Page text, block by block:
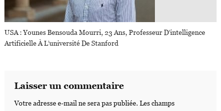
USA : Younes Bensouda Mourri, 23 Ans, Professeur D’intelligence
Artificielle À L’université De Stanford
Laisser un commentaire
Votre adresse e-mail ne sera pas publiée. Les champs